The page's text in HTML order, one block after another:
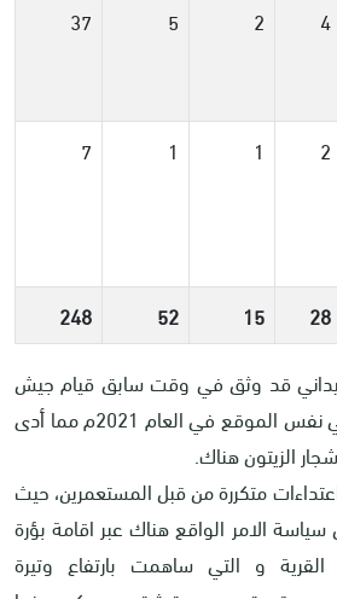
4
2
5
37
2
1
1
7
28
15
52
248
قد وثق في وقت سابق قيام جيش
الاحتلال بإضرام النيران في نفس الموقع في العام 2021م مما أدى
الزيتون هناك.
متكررة من قبل المستعمرين، حيث
الامر الواقع هناك عبر اقامة بؤرة
و التي ساهمت بارتفاع وتيرة